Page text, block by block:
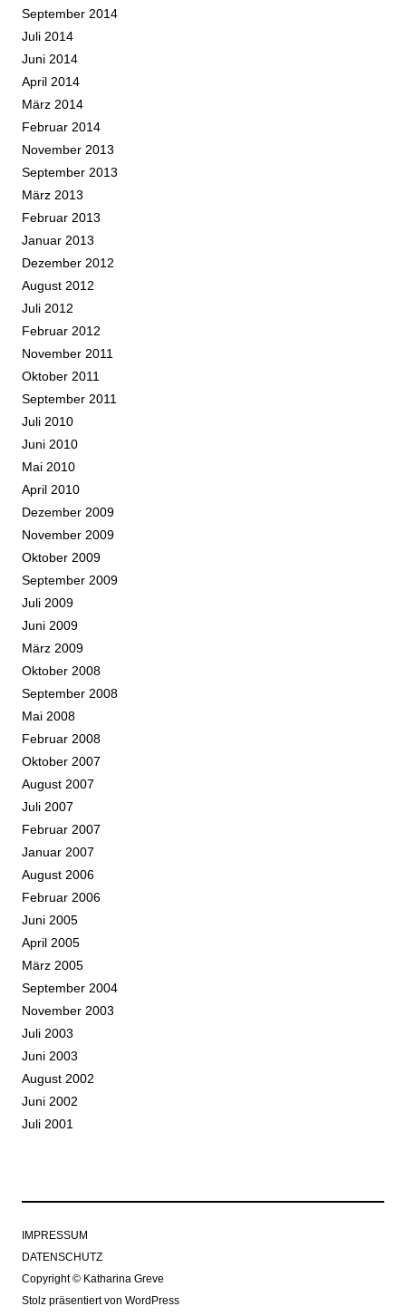
September 2014
Juli 2014
Juni 2014
April 2014
März 2014
Februar 2014
November 2013
September 2013
März 2013
Februar 2013
Januar 2013
Dezember 2012
August 2012
Juli 2012
Februar 2012
November 2011
Oktober 2011
September 2011
Juli 2010
Juni 2010
Mai 2010
April 2010
Dezember 2009
November 2009
Oktober 2009
September 2009
Juli 2009
Juni 2009
März 2009
Oktober 2008
September 2008
Mai 2008
Februar 2008
Oktober 2007
August 2007
Juli 2007
Februar 2007
Januar 2007
August 2006
Februar 2006
Juni 2005
April 2005
März 2005
September 2004
November 2003
Juli 2003
Juni 2003
August 2002
Juni 2002
Juli 2001
IMPRESSUM
DATENSCHUTZ
Copyright © Katharina Greve
Stolz präsentiert von WordPress